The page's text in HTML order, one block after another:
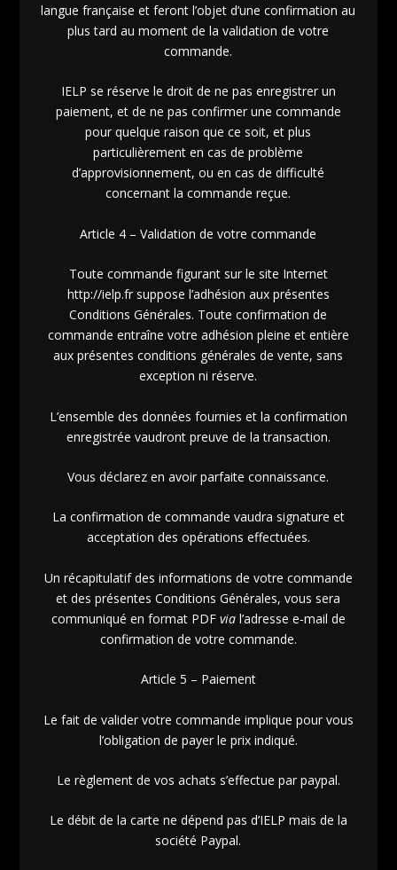
langue française et feront l’objet d’une confirmation au
plus tard au moment de la validation de votre
commande.
IELP se réserve le droit de ne pas enregistrer un
paiement, et de ne pas confirmer une commande
pour quelque raison que ce soit, et plus
particulièrement en cas de problème
d’approvisionnement, ou en cas de difficulté
concernant la commande reçue.
Article 4 – Validation de votre commande
Toute commande figurant sur le site Internet
http://ielp.fr suppose l’adhésion aux présentes
Conditions Générales. Toute confirmation de
commande entraîne votre adhésion pleine et entière
aux présentes conditions générales de vente, sans
exception ni réserve.
L’ensemble des données fournies et la confirmation
enregistrée vaudront preuve de la transaction.
Vous déclarez en avoir parfaite connaissance.
La confirmation de commande vaudra signature et
acceptation des opérations effectuées.
Un récapitulatif des informations de votre commande
et des présentes Conditions Générales, vous sera
communiqué en format PDF via l’adresse e-mail de
confirmation de votre commande.
Article 5 – Paiement
Le fait de valider votre commande implique pour vous
l’obligation de payer le prix indiqué.
Le règlement de vos achats s’effectue par paypal.
Le débit de la carte ne dépend pas d’IELP mais de la
société Paypal.